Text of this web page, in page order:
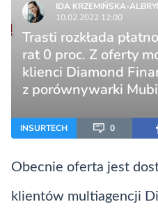
IDA KRZEMIŃSKA-
10.02.2022 12:00
Trasti rozkłada
rat 0 proc. Z oferty
klienci Diamond
z porównywarki Mubi
INSURTECH 0
Obecnie oferta jest
klientów multiagencji